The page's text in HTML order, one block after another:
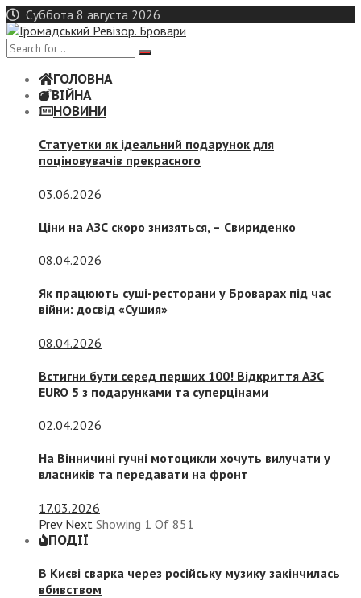
Skip
to
content
Суббота 8 августа 2026
ГОЛОВНА
ВІЙНА
НОВИНИ
Статуетки як ідеальний подарунок для
поціновувачів прекрасного
03.06.2026
Ціни на АЗС скоро знизяться, – Свириденко
08.04.2026
Як працюють суші-ресторани у Броварах під час
війни: досвід «Сушия»
08.04.2026
Встигни бути серед перших 100! Відкриття АЗС
EURO 5 з подарунками та суперцінами
02.04.2026
На Вінничині гучні мотоцикли хочуть вилучати у
власників та передавати на фронт
17.03.2026
Prev Next Showing 1 Of 851
ПОДІЇ
В Києві сварка через російську музику закінчилась
вбивством